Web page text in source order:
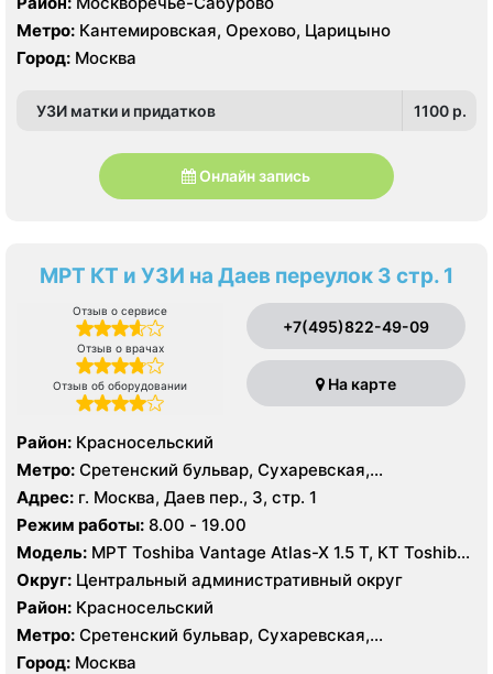
Метро: Кантемировская, Орехово, Царицыно
Город: Москва
УЗИ матки и придатков 1100 p.
Онлайн запись
МРТ КТ и УЗИ на Даев переулок 3 стр. 1
Отзыв о сервисе
Отзыв о врачах
Отзыв об оборудовании
+7(495)822-49-09
На карте
Район: Красносельский
Метро: Сретенский бульвар, Сухаревская,
Тургеневская
Адрес: г. Москва, Даев пер., 3, стр. 1
Режим работы: 8.00 - 19.00
Модель: МРТ Toshiba Vantage Atlas-X 1.5 Т, КТ Toshiba
Aquilion 64 среза, УЗИ
Округ: Центральный административный округ
Район: Красносельский
Метро: Сретенский бульвар, Сухаревская,
Тургеневская
Город: Москва